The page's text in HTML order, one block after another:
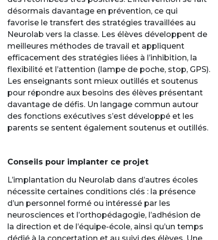
désormais davantage en prévention, ce qui
favorise le transfert des stratégies travaillées au
Neurolab vers la classe. Les élèves développent de
meilleures méthodes de travail et appliquent
efficacement des stratégies liées à l’inhibition, la
flexibilité et l’attention (lampe de poche, stop, GPS).
Les enseignants sont mieux outillés et soutenus
pour répondre aux besoins des élèves présentant
davantage de défis. Un langage commun autour
des fonctions exécutives s’est développé et les
parents se sentent également soutenus et outillés.
Conseils pour implanter ce projet
L’implantation du Neurolab dans d’autres écoles
nécessite certaines conditions clés : la présence
d’un personnel formé ou intéressé par les
neurosciences et l’orthopédagogie, l’adhésion de
la direction et de l’équipe-école, ainsi qu’un temps